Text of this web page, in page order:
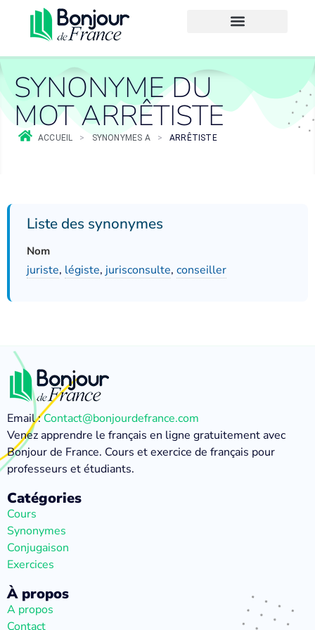
SYNONYME DU
MOT ARRÊTISTE
ACCUEIL > SYNONYMES A > ARRÊTISTE
Liste des synonymes
Nom
juriste, légiste, jurisconsulte, conseiller
Email :Contact@bonjourdefrance.com
Venez apprendre le français en ligne gratuitement avec
Bonjour de France. Cours et exercice de français pour
professeurs et étudiants.
Catégories
Cours
Synonymes
Conjugaison
Exercices
À propos
A propos
Contact